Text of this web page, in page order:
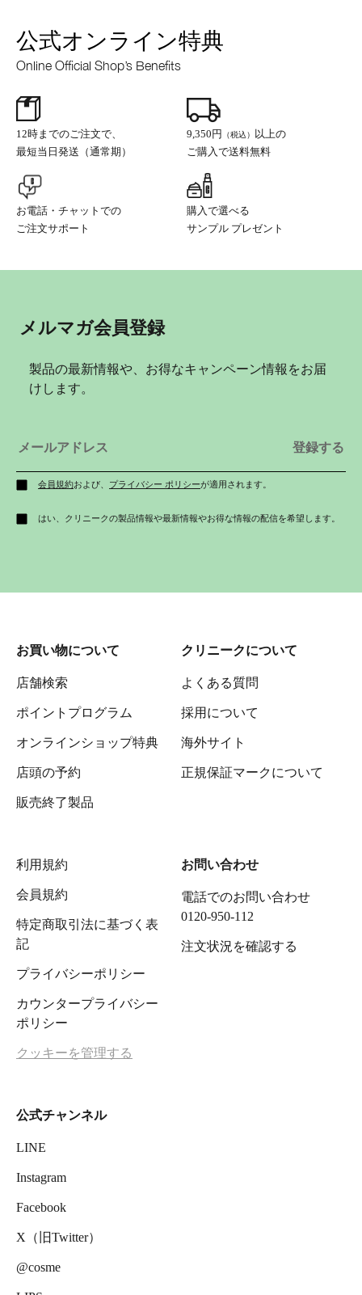
公式オンライン特典
Online Official Shop’s Benefits
12時までのご注文で、
最短当日発送（通常期）
9,350円 （税込）
以上の
ご購入で送料無料
お電話・チャットでの
ご注文サポート
購入で選べる
サンプル プレゼント
メルマガ会員登録
製品の最新情報や、お得なキャンペーン情報をお届
けします。
会員規約および、 プライバシー ポリシーが適用されます。
はい、クリニークの製品情報や最新情報やお得な情報の配信を希望します。
お買い物について
店舗検索
ポイントプログラム
オンラインショップ特典
店頭の予約
販売終了製品
クリニークについて
よくある質問
採用について
海外サイト
正規保証マークについて
利用規約
会員規約
特定商取引法に基づく表
記
プライバシーポリシー
カウンタープライバシー
ポリシー
クッキーを管理する
お問い合わせ
電話でのお問い合わせ
0120-950-112
注文状況を確認する
公式チャンネル
LINE
Instagram
Facebook
X（旧Twitter）
@cosme